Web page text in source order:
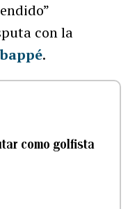
con la
.
como golfista